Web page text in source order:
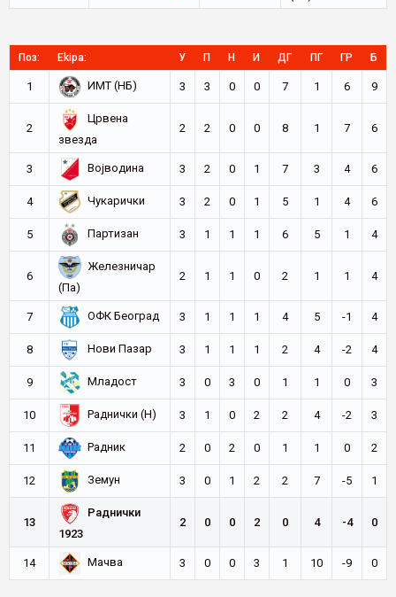
Поз: Ekipa: У П Н И ДГ ПГ ГР Б
1 ИМТ (НБ) 3 3 0 0 7 1 6 9
2
Црвена
звезда
2 2 0 0 8 1 7 6
3 Војводина 3 2 0 1 7 3 4 6
4 Чукарички 3 2 0 1 5 1 4 6
5 Партизан 3 1 1 1 6 5 1 4
6
Железничар
(Па)
2 1 1 0 2 1 1 4
7 ОФК Београд 3 1 1 1 4 5 -1 4
8 Нови Пазар 3 1 1 1 2 4 -2 4
9 Младост 3 0 3 0 1 1 0 3
10 Раднички (Н) 3 1 0 2 2 4 -2 3
11 Радник 2 0 2 0 1 1 0 2
12 Земун 3 0 1 2 2 7 -5 1
13
Раднички
1923
2 0 0 2 0 4 -4 0
14 Мачва 3 0 0 3 1 10 -9 0